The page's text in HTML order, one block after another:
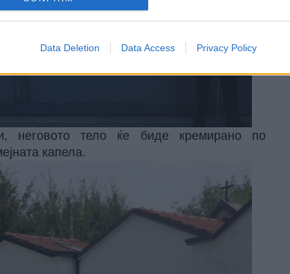
Data Deletion Data Access Privacy Policy
неговото тело ќе биде кремирано по
капела.